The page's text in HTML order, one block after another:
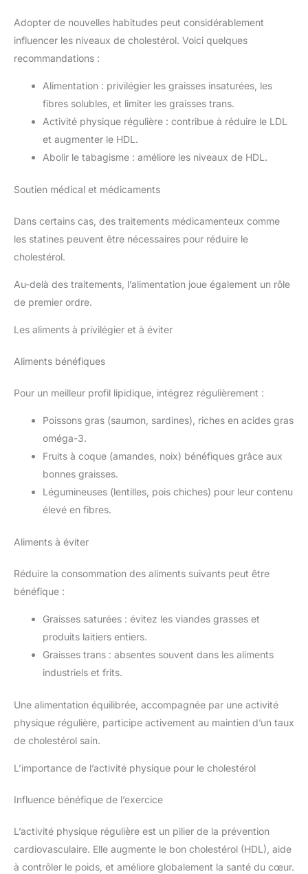
Adopter de nouvelles habitudes peut considérablement
influencer les niveaux de cholestérol. Voici quelques
recommandations :
Alimentation : privilégier les graisses insaturées, les
fibres solubles, et limiter les graisses trans.
Activité physique régulière : contribue à réduire le LDL
et augmenter le HDL.
Abolir le tabagisme : améliore les niveaux de HDL.
Soutien médical et médicaments
Dans certains cas, des traitements médicamenteux comme
les statines peuvent être nécessaires pour réduire le
cholestérol.
Au-delà des traitements, l’alimentation joue également un rôle
de premier ordre.
Les aliments à privilégier et à éviter
Aliments bénéfiques
Pour un meilleur profil lipidique, intégrez régulièrement :
Poissons gras (saumon, sardines), riches en acides gras
oméga-3.
Fruits à coque (amandes, noix) bénéfiques grâce aux
bonnes graisses.
Légumineuses (lentilles, pois chiches) pour leur contenu
élevé en fibres.
Aliments à éviter
Réduire la consommation des aliments suivants peut être
bénéfique :
Graisses saturées : évitez les viandes grasses et
produits laitiers entiers.
Graisses trans : absentes souvent dans les aliments
industriels et frits.
Une alimentation équilibrée, accompagnée par une activité
physique régulière, participe activement au maintien d’un taux
de cholestérol sain.
L’importance de l’activité physique pour le cholestérol
Influence bénéfique de l’exercice
L’activité physique régulière est un pilier de la prévention
cardiovasculaire. Elle augmente le bon cholestérol (HDL), aide
à contrôler le poids, et améliore globalement la santé du cœur.